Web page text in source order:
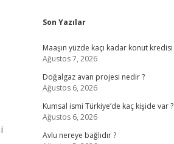
Sidebar
Son Yazılar
Maaşın yüzde kaçı kadar konut
Ağustos 7, 2026
Doğalgaz avan projesi nedir ?
Ağustos 6, 2026
Kumsal ismi Türkiye’de kaç kişide var ?
Ağustos 6, 2026
Avlu nereye bağlıdır ?